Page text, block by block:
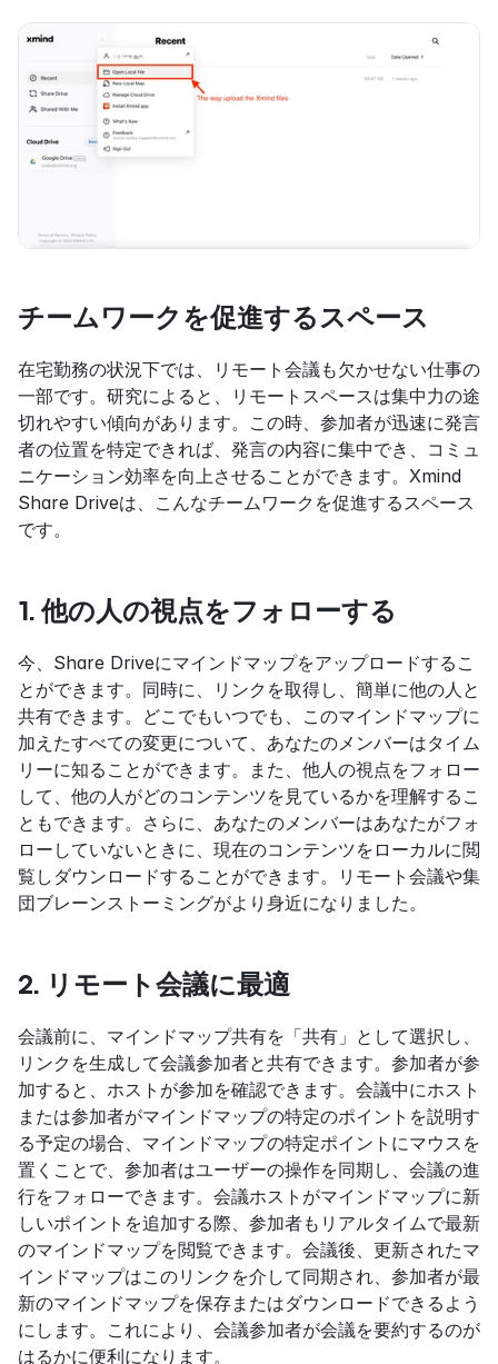
チームワークを促進するスペース
在宅勤務の状況下では、リモート会議も欠かせない仕事の
一部です。研究によると、リモートスペースは集中力の途
切れやすい傾向があります。この時、参加者が迅速に発言
者の位置を特定できれば、発言の内容に集中でき、コミュ
ニケーション効率を向上させることができます。Xmind
Share Driveは、こんなチームワークを促進するスペース
です。
1. 他の人の視点をフォローする
今、Share Driveにマインドマップをアップロードするこ
とができます。同時に、リンクを取得し、簡単に他の人と
共有できます。どこでもいつでも、このマインドマップに
加えたすべての変更について、あなたのメンバーはタイム
リーに知ることができます。また、他人の視点をフォロー
して、他の人がどのコンテンツを見ているかを理解するこ
ともできます。さらに、あなたのメンバーはあなたがフォ
ローしていないときに、現在のコンテンツをローカルに閲
覧しダウンロードすることができます。リモート会議や集
団ブレーンストーミングがより身近になりました。
2. リモート会議に最適
会議前に、マインドマップ共有を「共有」として選択し、
リンクを生成して会議参加者と共有できます。参加者が参
加すると、ホストが参加を確認できます。会議中にホスト
または参加者がマインドマップの特定のポイントを説明す
る予定の場合、マインドマップの特定ポイントにマウスを
置くことで、参加者はユーザーの操作を同期し、会議の進
行をフォローできます。会議ホストがマインドマップに新
しいポイントを追加する際、参加者もリアルタイムで最新
のマインドマップを閲覧できます。会議後、更新されたマ
インドマップはこのリンクを介して同期され、参加者が最
新のマインドマップを保存またはダウンロードできるよう
にします。これにより、会議参加者が会議を要約するのが
はるかに便利になります。